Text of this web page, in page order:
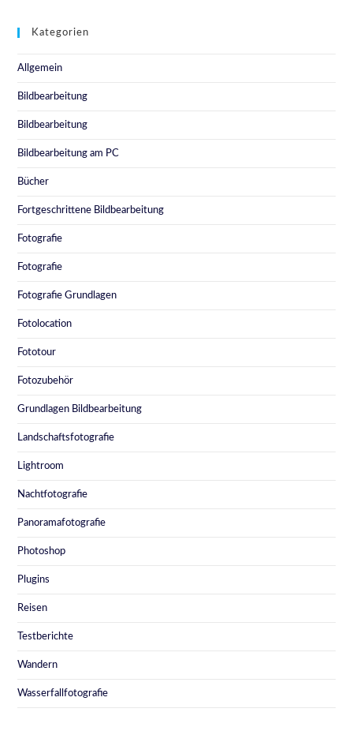
Kategorien
Allgemein
Bildbearbeitung
Bildbearbeitung
Bildbearbeitung am PC
Bücher
Fortgeschrittene Bildbearbeitung
Fotografie
Fotografie
Fotografie Grundlagen
Fotolocation
Fototour
Fotozubehör
Grundlagen Bildbearbeitung
Landschaftsfotografie
Lightroom
Nachtfotografie
Panoramafotografie
Photoshop
Plugins
Reisen
Testberichte
Wandern
Wasserfallfotografie